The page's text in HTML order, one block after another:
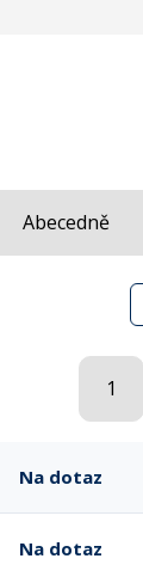
Abecedně
1
Na dotaz
Na dotaz